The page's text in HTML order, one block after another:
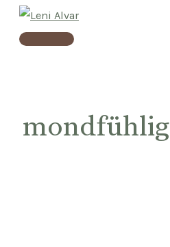
Skip
Main
mondfühlig